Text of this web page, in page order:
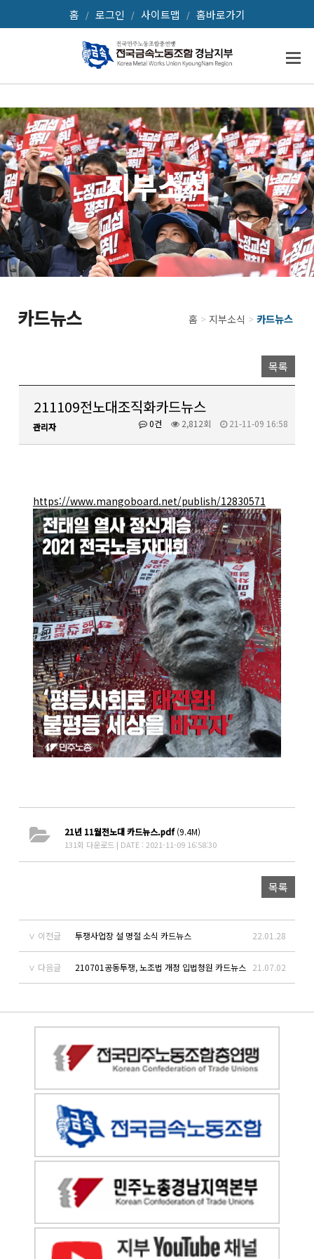
홈 / 로그인 / 사이트맵 / 홈바로가기
지부소식
카드뉴스 홈 > 지부소식 > 카드뉴스
목록
211109전노대조직화카드뉴스
관리자 0건 2,812회 21-11-09 16:58
https://www.mangoboard.net/publish/12830571
21년 11월전노대 카드뉴스.pdf(9.4M)
131회 다운로드 | DATE : 2021-11-09 16:58:30
목록
이전글 투쟁사업장 설 명절 소식 카드뉴스 22.01.28
다음글 210701공동투쟁, 노조법 개정 입법청원 카드뉴스 21.07.02